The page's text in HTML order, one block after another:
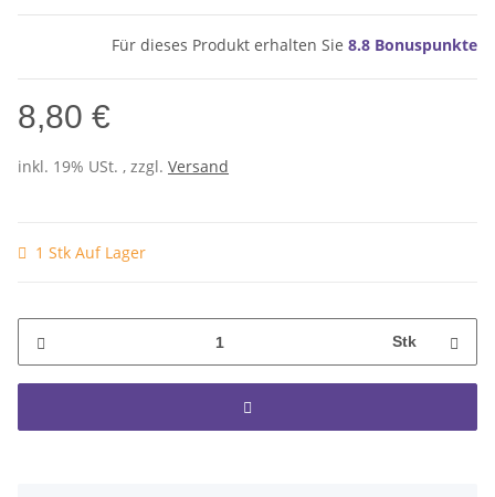
Für dieses Produkt erhalten Sie 8.8 Bonuspunkte
8,80 €
inkl. 19% USt. , zzgl. Versand
1 Stk Auf Lager
Stk